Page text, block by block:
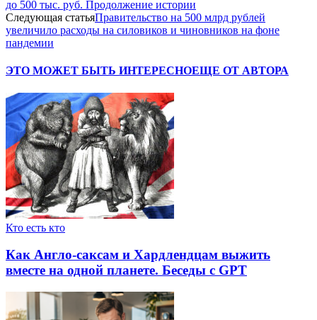
до 500 тыс. руб. Продолжение истории
Следующая статьяПравительство на 500 млрд рублей
увеличило расходы на силовиков и чиновников на фоне
пандемии
ЭТО МОЖЕТ БЫТЬ ИНТЕРЕСНОЕЩЕ ОТ АВТОРА
Кто есть кто
Как Англо-саксам и Хардлендцам выжить
вместе на одной планете. Беседы с GPT